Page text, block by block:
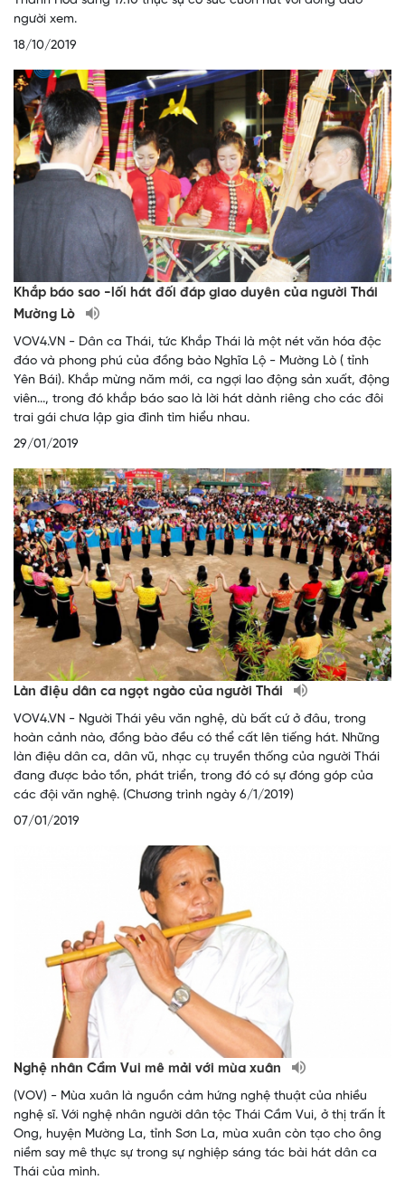
người xem.
18/10/2019
Khắp báo sao -lối hát đối đáp giao duyên của người Thái
Mường Lò
VOV4.VN - Dân ca Thái, tức Khắp Thái là một nét văn hóa độc
đáo và phong phú của đồng bào Nghĩa Lộ - Mường Lò ( tỉnh
Yên Bái). Khắp mừng năm mới, ca ngợi lao động sản xuất, động
viên..., trong đó khắp báo sao là lời hát dành riêng cho các đôi
trai gái chưa lập gia đình tìm hiểu nhau.
29/01/2019
Làn điệu dân ca ngọt ngào của người Thái
VOV4.VN - Người Thái yêu văn nghệ, dù bất cứ ở đâu, trong
hoàn cảnh nào, đồng bào đều có thể cất lên tiếng hát. Những
làn điệu dân ca, dân vũ, nhạc cụ truyền thống của người Thái
đang được bảo tồn, phát triển, trong đó có sự đóng góp của
các đội văn nghệ. (Chương trình ngày 6/1/2019)
07/01/2019
Nghệ nhân Cầm Vui mê mải với mùa xuân
(VOV) - Mùa xuân là nguồn cảm hứng nghệ thuật của nhiều
nghệ sĩ. Với nghệ nhân người dân tộc Thái Cầm Vui, ở thị trấn Ít
Ong, huyện Mường La, tỉnh Sơn La, mùa xuân còn tạo cho ông
niềm say mê thực sự trong sự nghiệp sáng tác bài hát dân ca
Thái của mình. ​